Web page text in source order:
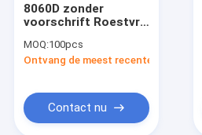
8060D zonder
voorschrift Roestvrij
Anticorrosieve de
Keuken van de
MOQ:100pcs
Ontvang de meest recente Prijs
Contact nu